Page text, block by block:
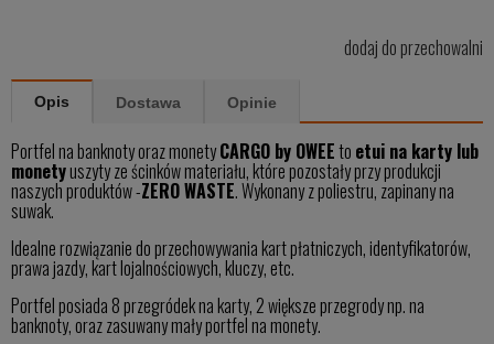
dodaj do przechowalni
Opis Dostawa Opinie
Portfel na banknoty oraz monetyCARGO by OWEEto etui na karty lub
monetyuszyty ze ścinków materiału, które pozostały przy produkcji
naszych produktów -ZERO WASTE. Wykonany z poliestru, zapinany na
suwak.
Idealne rozwiązanie do przechowywania kart płatniczych, identyfikatorów,
prawa jazdy, kart lojalnościowych, kluczy, etc.
Portfel posiada 8 przegródek na karty, 2 większe przegrody np. na
banknoty, oraz zasuwany mały portfel na monety.